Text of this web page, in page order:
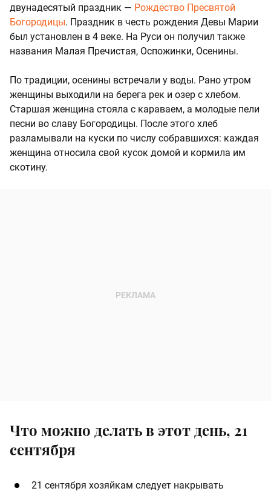
двунадесятый праздник — Рождество Пресвятой
Богородицы. Праздник в честь рождения Девы Марии
был установлен в 4 веке. На Руси он получил также
названия Малая Пречистая, Оспожинки, Осенины.
По традиции, осенины встречали у воды. Рано утром
женщины выходили на берега рек и озер с хлебом.
Старшая женщина стояла с караваем, а молодые пели
песни во славу Богородицы. После этого хлеб
разламывали на куски по числу собравшихся: каждая
женщина относила свой кусок домой и кормила им
скотину.
Что можно делать в этот день, 21
сентября
21 сентября хозяйкам следует накрывать